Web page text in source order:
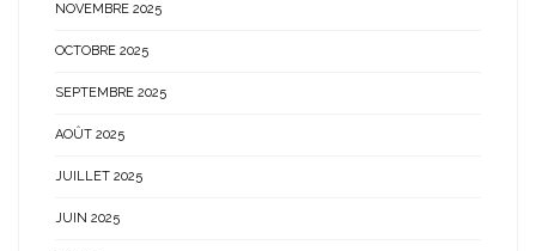
NOVEMBRE 2025
OCTOBRE 2025
SEPTEMBRE 2025
AOÛT 2025
JUILLET 2025
JUIN 2025